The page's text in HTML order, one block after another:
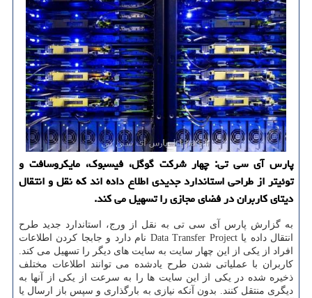
پارس آی سی تی: چهار شركت گوگل، فیسبوك، مایكروسافت و
توئیتر از طراحی استاندارد جدیدی اطلاع داده اند كه نقل و انتقال
دیتای كاربران در فضای مجازی را تسهیل می كند.
به گزارش پارس آی سی تی به نقل از ورج، استاندارد جدید طرح
انتقال داده یا Data Transfer Project نام دارد و جابجا كردن اطلاعات
افراد از یكی از این چهار سایت به سایت های دیگر را تسهیل می كند.
كاربران با عملیاتی شدن طرح یادشده می توانند اطلاعات مختلف
ذخیره شده در یكی از این سایت ها را به سرعت از یكی از آنها به
دیگری منتقل كنند. بدون آنكه نیازی به بارگذاری و سپس باز ارسال یا